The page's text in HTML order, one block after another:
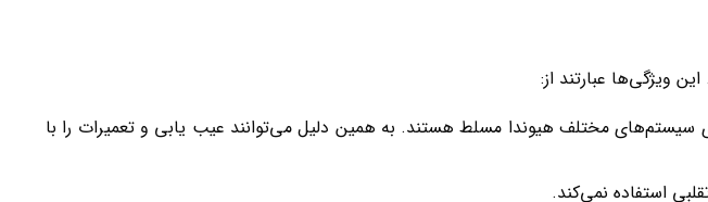
ویژگی‌ها عبارتند از:
مختلف هیوندا مسلط هستند. به همین دلیل می‌توانند عیب یابی و تعمیرات را با
استفاده نمی‌کند.